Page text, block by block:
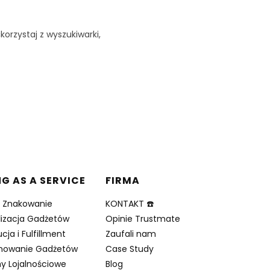
z wyszukiwarki,
AS A SERVICE
Znakowanie
Gadżetów
i Fulfillment
Gadżetów
Lojalnościowe
FIRMA
KONTAKT ☎️
Opinie Trustmate
Zaufali nam
Case Study
Blog